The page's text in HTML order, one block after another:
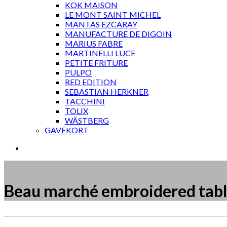
KOK MAISON
LE MONT SAINT MICHEL
MANTAS EZCARAY
MANUFACTURE DE DIGOIN
MARIUS FABRE
MARTINELLI LUCE
PETITE FRITURE
PULPO
RED EDITION
SEBASTIAN HERKNER
TACCHINI
TOLIX
WÄSTBERG
GAVEKORT
Beau marché embroidered